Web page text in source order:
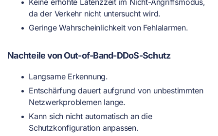
da der Verkehr nicht untersucht wird.
Geringe Wahrscheinlichkeit von Fehlalarmen.
Nachteile von Out-of-Band-DDoS-Schutz
Langsame Erkennung.
Entschärfung dauert aufgrund von unbestimmten
Netzwerkproblemen lange.
Kann sich nicht automatisch an die
Schutzkonfiguration anpassen.